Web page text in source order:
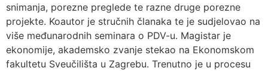
snimanja, porezne preglede te razne druge porezne
projekte. Koautor je stručnih članaka te je sudjelovao na
više međunarodnih seminara o PDV-u. Magistar je
ekonomije, akademsko zvanje stekao na Ekonomskom
fakultetu Sveučilišta u Zagrebu. Trenutno je u procesu